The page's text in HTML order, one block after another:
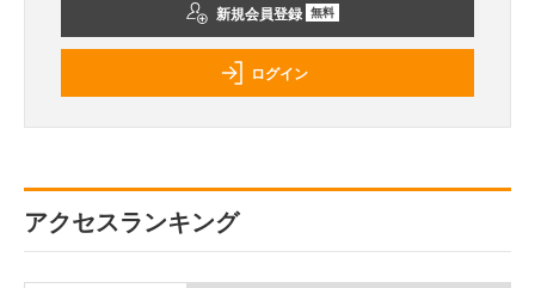
新規会員登録 無料
ログイン
アクセスランキング